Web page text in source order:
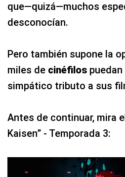
que—quizá—muchos
desconocían.
Pero también supone la
miles de cinéfilos
simpático tributo a sus
Antes de continuar, mira
Kaisen” - Temporada 3: